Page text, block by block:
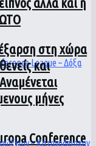
Conference
στη χώρα
και
μήνες